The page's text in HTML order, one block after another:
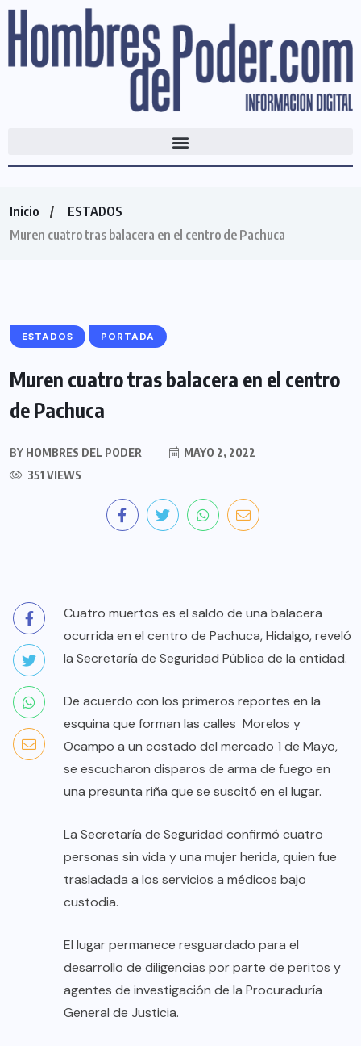
Inicio
ESTADOS
Muren cuatro tras balacera en el centro de Pachuca
ESTADOS PORTADA
Muren cuatro tras balacera en el centro
de Pachuca
BY HOMBRES DEL PODER
MAYO 2, 2022
351 VIEWS
Cuatro muertos es el saldo de una balacera
ocurrida en el centro de Pachuca, Hidalgo, reveló
la Secretaría de Seguridad Pública de la entidad.
De acuerdo con los primeros reportes en la
esquina que forman las calles Morelos y
Ocampo a un costado del mercado 1 de Mayo,
se escucharon disparos de arma de fuego en
una presunta riña que se suscitó en el lugar.
La Secretaría de Seguridad confirmó cuatro
personas sin vida y una mujer herida, quien fue
trasladada a los servicios a médicos bajo
custodia.
El lugar permanece resguardado para el
desarrollo de diligencias por parte de peritos y
agentes de investigación de la Procuraduría
General de Justicia.